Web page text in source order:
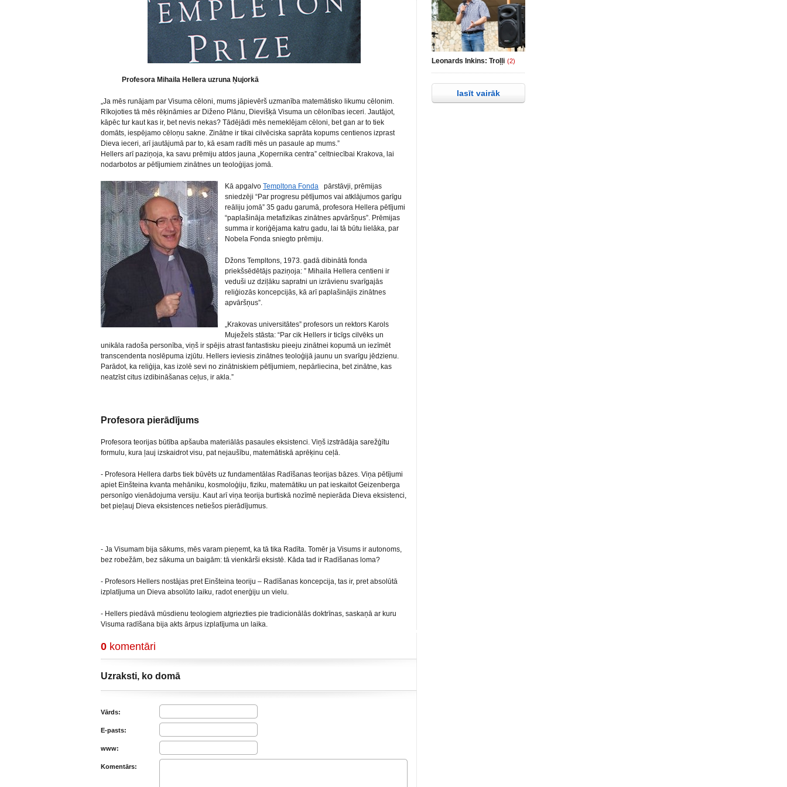
Profesora Mihaila Hellera uzruna Ņujorkā
„Ja mēs runājam par Visuma cēloni, mums jāpievērš uzmanība matemātisko likumu cēlonim.
Rīkojoties tā mēs rēķināmies ar Diženo Plānu, Dievišķā Visuma un cēlonības ieceri. Jautājot,
kāpēc tur kaut kas ir, bet nevis nekas? Tādējādi mēs nemeklējam cēloni, bet gan ar to tiek
domāts, iespējamo cēloņu sakne. Zinātne ir tikai cilvēciska saprāta kopums centienos izprast
Dieva ieceri, arī jautājumā par to, kā esam radīti mēs un pasaule ap mums.”
Hellers arī paziņoja, ka savu prēmiju atdos jauna „Kopernika centra” celtniecībai Krakova, lai
nodarbotos ar pētījumiem zinātnes un teoloģijas jomā.
Kā apgalvo Templtona Fonda pārstāvji, prēmijas
sniedzēji “Par progresu pētījumos vai atklājumos garīgu
reāliju jomā” 35 gadu garumā, profesora Hellera pētījumi
“paplašināja metafizikas zinātnes apvāršņus”. Prēmijas
summa ir koriģējama katru gadu, lai tā būtu lielāka, par
Nobela Fonda sniegto prēmiju.
Džons Templtons, 1973. gadā dibinātā fonda
priekšsēdētājs paziņoja: ” Mihaila Hellera centieni ir
veduši uz dziļāku sapratni un izrāvienu svarīgajās
reliģiozās koncepcijās, kā arī paplašinājis zinātnes
apvāršņus”.
„Krakovas universitātes” profesors un rektors Karols
Muježels stāsta: “Par cik Hellers ir ticīgs cilvēks un
unikāla radoša personība, viņš ir spējis atrast fantastisku pieeju zinātnei kopumā un iezīmēt
transcendenta noslēpuma izjūtu. Hellers ieviesis zinātnes teoloģijā jaunu un svarīgu jēdzienu.
Parādot, ka reliģija, kas izolē sevi no zinātniskiem pētījumiem, nepārliecina, bet zinātne, kas
neatzīst citus izdibināšanas ceļus, ir akla.”
Profesora pierādījums
Profesora teorijas būtība apšauba materiālās pasaules eksistenci. Viņš izstrādāja sarežģītu
formulu, kura ļauj izskaidrot visu, pat nejaušību, matemātiskā aprēķinu ceļā.
- Profesora Hellera darbs tiek būvēts uz fundamentālas Radīšanas teorijas bāzes. Viņa pētījumi
apiet Einšteina kvanta mehāniku, kosmoloģiju, fiziku, matemātiku un pat ieskaitot Geizenberga
personīgo vienādojuma versiju. Kaut arī viņa teorija burtiskā nozīmē nepierāda Dieva eksistenci,
bet pieļauj Dieva eksistences netiešos pierādījumus.
- Ja Visumam bija sākums, mēs varam pieņemt, ka tā tika Radīta. Tomēr ja Visums ir autonoms,
bez robežām, bez sākuma un baigām: tā vienkārši eksistē. Kāda tad ir Radīšanas loma?
- Profesors Hellers nostājas pret Einšteina teoriju – Radīšanas koncepcija, tas ir, pret absolūtā
izplatījuma un Dieva absolūto laiku, radot enerģiju un vielu.
- Hellers piedāvā mūsdienu teologiem atgriezties pie tradicionālās doktrīnas, saskaņā ar kuru
Visuma radīšana bija akts ārpus izplatījuma un laika.
0 komentāri
Uzraksti, ko domā
Vārds:
E-pasts:
www:
Komentārs:
Leonards Inkins: Troļļi (2)
lasīt vairāk